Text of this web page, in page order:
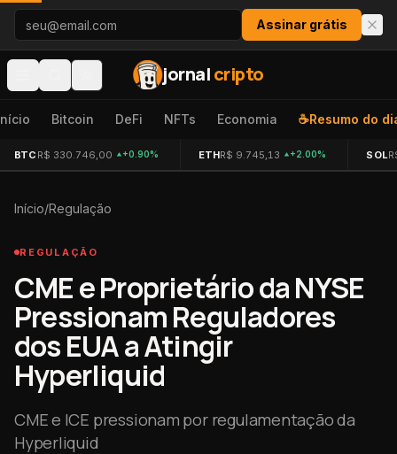
Pular para o conteúdo
Assinar grátis
jornalcripto
Bitcoin DeFi NFTs Economia ☕Resumo do
BTC R$ 330.746,00 +0.90% ETHR$ 9.745,13 +2.00% SOL
Início/Regulação
REGULAÇÃO
CME e Proprietário da NYSE
Pressionam Reguladores
dos EUA a Atingir
Hyperliquid
CME e ICE pressionam por regulamentação da
Hyperliquid